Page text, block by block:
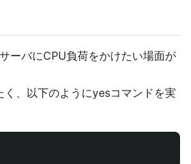
ーバにCPU負荷をかけたい場面が
く、以下のようにyesコマンドを実